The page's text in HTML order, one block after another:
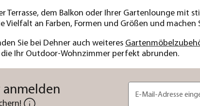
Terrasse, dem Balkon oder Ihrer Gartenlounge mit
Vielfalt an Farben, Formen und Größen und machen
Sie bei Dehner auch weiteres
die Ihr Outdoor-Wohnzimmer perfekt abrunden.
E-Mail-Adresse